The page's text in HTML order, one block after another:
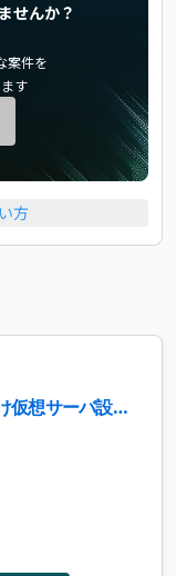
せんか？
案件を
す
方
仮想サーバ設